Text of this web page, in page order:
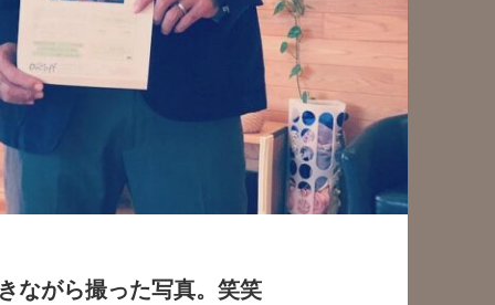
ながら撮った写真。笑笑